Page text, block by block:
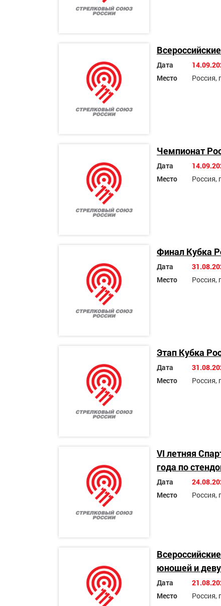
Дата
Место
Россия,
Чемпионат
Дата
Место
Россия,
Финал Кубка
Дата
Место
Россия,
Этап Кубка
Дата
Место
Россия,
VI летняя
года по
Дата
Место
Россия,
юношей и
Дата
Место
Россия,